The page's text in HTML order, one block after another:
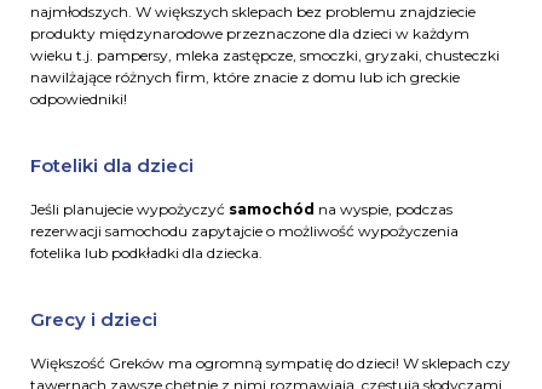
najmłodszych. W większych sklepach bez problemu znajdziecie
produkty międzynarodowe przeznaczone dla dzieci w każdym
wieku t.j. pampersy, mleka zastępcze, smoczki, gryzaki, chusteczki
nawilżające różnych firm, które znacie z domu lub ich greckie
odpowiedniki!
Foteliki dla dzieci
Jeśli planujecie wypożyczyć samochód na wyspie, podczas
rezerwacji samochodu zapytajcie o możliwość wypożyczenia
fotelika lub podkładki dla dziecka.
Grecy i dzieci
Większość Greków ma ogromną sympatię do dzieci! W sklepach czy
tawernach zawsze chętnie z nimi rozmawiają, częstują słodyczami